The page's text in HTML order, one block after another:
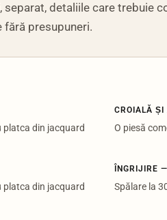
detaliile care trebuie
presupuneri.
platca din jacquard
CROIALĂ ȘI
O piesă
platca din jacquard
ÎNGRIJIRE
Spălare la